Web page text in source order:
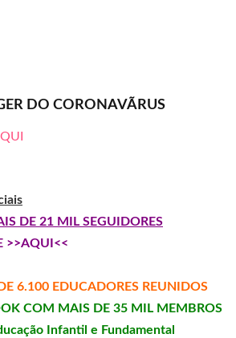
DO CORONAVÃRUS
DE 21 MIL SEGUIDORES
>>AQUI<<
6.100 EDUCADORES REUNIDOS
COM MAIS DE 35 MIL MEMBROS
Infantil e Fundamental